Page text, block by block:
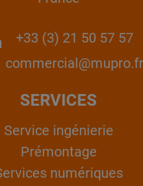
+33 (3) 21 50 57 57
commercial@mupro.fr
SERVICES
Service ingénierie
Prémontage
numériques